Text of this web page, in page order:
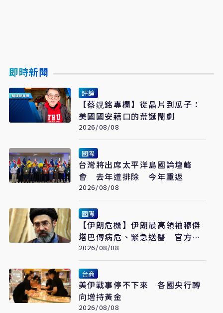
即時新聞
評論
【蔡鎤銘專欄】從晶片到瓜子：
美國國安藉口的荒誕鬧劇
2026/08/08
國際
台灣將出席太平洋島國論壇峰
會 去年遭排除 今年重返
2026/08/08
國際
【伊朗危機】伊朗最高領袖穆傑
塔巴傳病危、緊急送醫 官方未
證實
2026/08/08
台商
美伊戰事停不下來 各國央行轉
向增持黃金
2026/08/08